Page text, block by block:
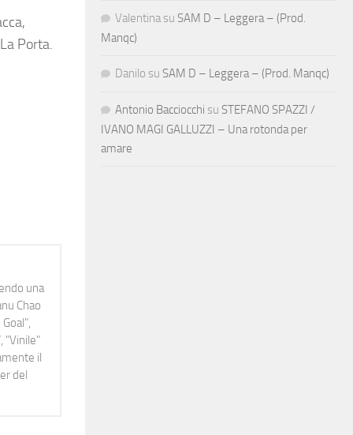
Porta.
una
Chao
"Vinile"
il
del
Valentina su SAM D – Leggera – (Prod.
Manqc)
Danilo su SAM D – Leggera – (Prod. Manqc)
Antonio Bacciocchi su STEFANO SPAZZI /
IVANO MAGI GALLUZZI – Una rotonda per
amare